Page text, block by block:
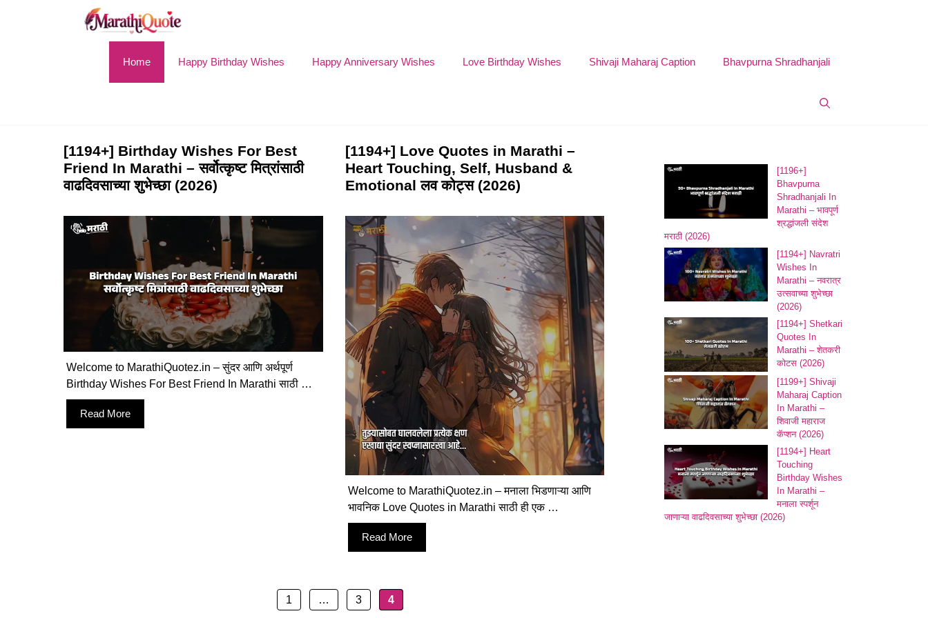
Home
Happy Birthday Wishes Happy Anniversary Wishes Love Birthday Wishes Shivaji Maharaj Caption Bhavpurna Shradhanjali
[1194+] Birthday Wishes For Best
Friend In Marathi​ – सर्वोत्कृष्ट मित्रांसाठी
वाढदिवसाच्या शुभेच्छा (2026)
Welcome to MarathiQuotez.in – सुंदर आणि अर्थपूर्ण
Birthday Wishes For Best Friend In Marathi साठी …
Read More
[1194+] Love Quotes in Marathi –
Heart Touching, Self, Husband &
Emotional लव कोट्स (2026)
Welcome to MarathiQuotez.in – मनाला भिडणाऱ्या आणि
भावनिक Love Quotes in Marathi साठी ही एक …
Read More
Page
1 … Page
3 Page
4
[1196+]
Bhavpurna
Shradhanjali In
Marathi – भावपूर्ण
श्रद्धांजली संदेश
मराठी (2026)
[1194+] Navratri
Wishes In
Marathi – नवरात्र
उत्सवाच्या शुभेच्छा
(2026)
[1194+] Shetkari
Quotes In
Marathi – शेतकरी
कोटस (2026)
[1199+] Shivaji
Maharaj Caption
In Marathi –
शिवाजी महाराज
कॅप्शन (2026)
[1194+] Heart
Touching
Birthday Wishes
In Marathi –
मनाला स्पर्शून
जाणाऱ्या वाढदिवसाच्या शुभेच्छा​ (2026)